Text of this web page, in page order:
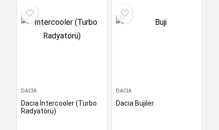
DACIA
Dacia İntercooler (Turbo
Radyatörü)
DACIA
Dacia Bujiler